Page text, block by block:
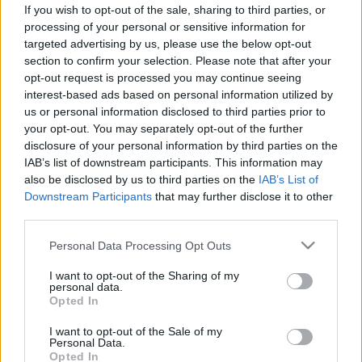
If you wish to opt-out of the sale, sharing to third parties, or
processing of your personal or sensitive information for
targeted advertising by us, please use the below opt-out
section to confirm your selection. Please note that after your
opt-out request is processed you may continue seeing
interest-based ads based on personal information utilized by
us or personal information disclosed to third parties prior to
your opt-out. You may separately opt-out of the further
disclosure of your personal information by third parties on the
IAB’s list of downstream participants. This information may
also be disclosed by us to third parties on the IAB’s List of
Downstream Participants that may further disclose it to other
Please note that this website/app uses one or more Google
not limited to your visit or usage behaviour. You may click to
grant or deny consent to Google and its third-party tags to
use your data for below specified purposes in below Google
consent section.
Personal Data Processing Opt Outs
I want to opt-out of the Sharing of my
personal data.
Opted In
I want to opt-out of the Sale of my
Personal Data.
Opted In
Szépségápolás
2011. április 07. 11:31
Módosítva: 2016. február 15. 15:47
Megosztás
Küldés Küldés Messengeren
Egészségkalauz
Egészségkalauz
A nők saját testükről kialakított képe csak indirekt
kapcsolatban áll a testtömeg-indexükkel (BMI), mely
a testmagasság függvényében általánosságban
állapítja meg az egészséges testsúlyt. A legnagyobb
hatást az gyakorolja a nőkre, ahogyan a számukra